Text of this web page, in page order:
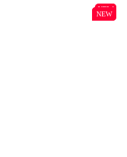
B2B
NEW
NEW
NEW